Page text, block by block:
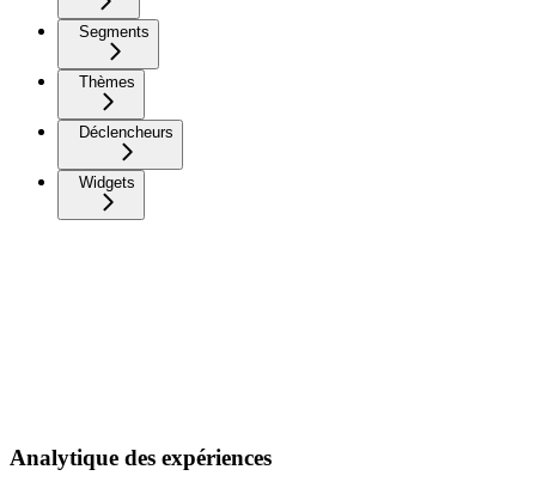
Segments
Thèmes
Déclencheurs
Widgets
Analytique des expériences